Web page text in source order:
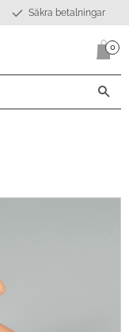
Säkra betalningar
0